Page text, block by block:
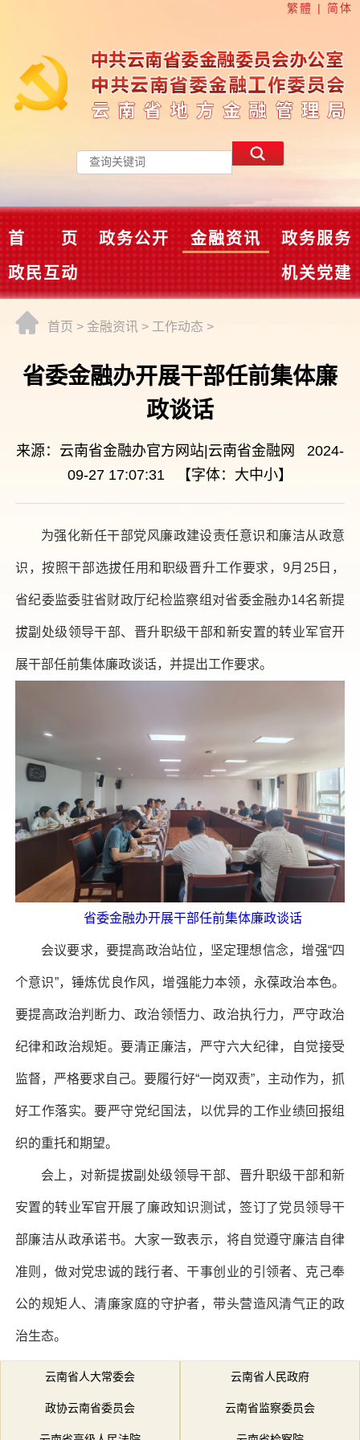
繁體 | 简体
首 页 政务公开 金融资讯
政务服务
政民互动
机关党建
首页 > 金融资讯 > 工作动态 >
省委金融办开展干部任前集体廉
政谈话
来源：云南省金融办官方网站|云南省金融网 2024-
09-27 17:07:31 【字体： 大中小】
为强化新任干部党风廉政建设责任意识和廉洁从政意
识，按照干部选拔任用和职级晋升工作要求，9月25日，
省纪委监委驻省财政厅纪检监察组对省委金融办14名新提
拔副处级领导干部、晋升职级干部和新安置的转业军官开
展干部任前集体廉政谈话，并提出工作要求。
省委金融办开展干部任前集体廉政谈话
会议要求，要提高政治站位，坚定理想信念，增强“四
个意识”，锤炼优良作风，增强能力本领，永葆政治本色。
要提高政治判断力、政治领悟力、政治执行力，严守政治
纪律和政治规矩。要清正廉洁，严守六大纪律，自觉接受
监督，严格要求自己。要履行好“一岗双责”，主动作为，抓
好工作落实。要严守党纪国法，以优异的工作业绩回报组
织的重托和期望。
会上，对新提拔副处级领导干部、晋升职级干部和新
安置的转业军官开展了廉政知识测试，签订了党员领导干
部廉洁从政承诺书。大家一致表示，将自觉遵守廉洁自律
准则，做对党忠诚的践行者、干事创业的引领者、克己奉
公的规矩人、清廉家庭的守护者，带头营造风清气正的政
治生态。
云南省人大常委会 云南省人民政府
政协云南省委员会 云南省监察委员会